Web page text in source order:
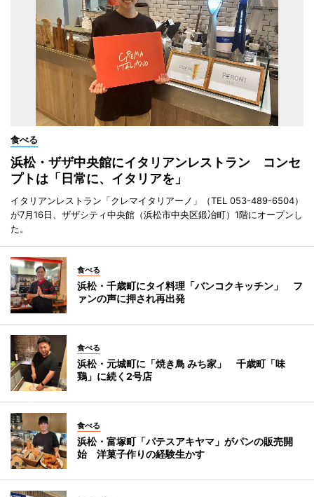
食べる
浜松・ザザ中央館にイタリアンレストラン コンセ
プトは「日常に、イタリアを」
イタリアンレストラン「クレマイタリアーノ」（TEL 053-489-6504）
が7月16日、ザザシティ中央館（浜松市中央区鍛冶町）1階にオープンし
た。
食べる
浜松・千歳町にタイ料理「バンコクキッチン」 フ
ァンの声に押され再出発
食べる
浜松・元城町に「焼き鳥 みち家」 千歳町「味
鶏」に続く2号店
食べる
浜松・富塚町「パテスアキヤマ」がパンの販売開
始 洋菓子作りの経験生かす